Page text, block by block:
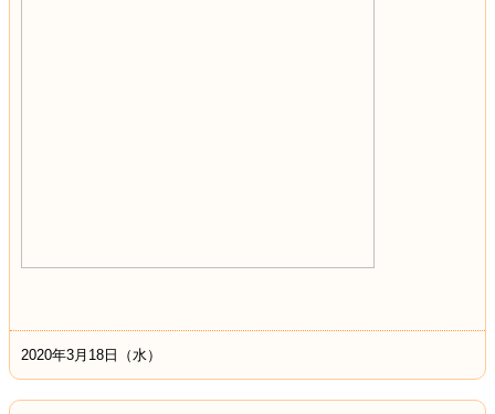
2020年3月18日（水）